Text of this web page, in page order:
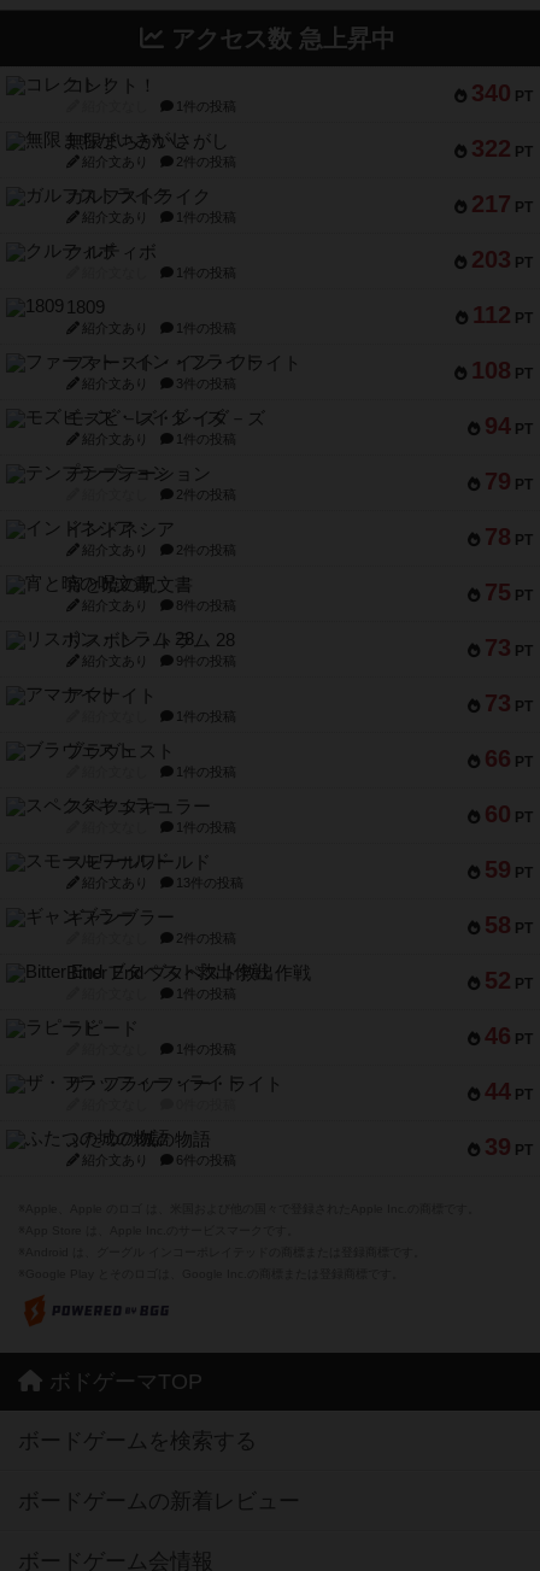
アクセス数 急上昇中
340 PT
コレクト！
1件の投稿
322 PT
無限まちがいさがし
紹介文あり 2件の投稿
217 PT
ガルフストライク
紹介文あり 1件の投稿
203 PT
クルティボ
1件の投稿
112 PT
1809
紹介文あり 1件の投稿
108 PT
ファースト・イン・フライト
紹介文あり 3件の投稿
94 PT
モズビ－ズ・レイダ－ズ
紹介文あり 1件の投稿
79 PT
テンプテーション
2件の投稿
78 PT
インドネシア
紹介文あり 2件の投稿
75 PT
宵と暁の呪文書
紹介文あり 8件の投稿
73 PT
リスボン・トラム 28
紹介文あり 9件の投稿
73 PT
アマナイト
1件の投稿
66 PT
ブラヴェスト
1件の投稿
60 PT
スペクタキュラー
1件の投稿
59 PT
スモールワールド
紹介文あり 13件の投稿
58 PT
ギャンブラー
2件の投稿
52 PT
Bitter End ブタペスト救出作戦
1件の投稿
46 PT
ラピード
1件の投稿
44 PT
ザ・フラッフィー・ライト
39 PT
ふたつの城の物語
紹介文あり 6件の投稿
ボドゲーマTOP
ボードゲームを検索する
ボードゲームの新着レビュー
ボードゲーム会情報